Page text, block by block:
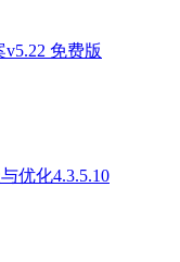
免费版
优化4.3.5.10